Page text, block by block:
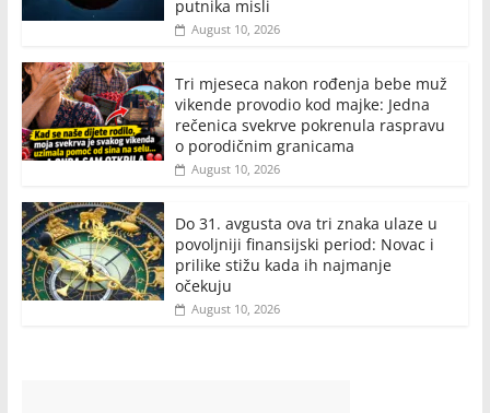
putnika misli
August 10, 2026
Tri mjeseca nakon rođenja bebe muž
vikende provodio kod majke: Jedna
rečenica svekrve pokrenula raspravu
o porodičnim granicama
August 10, 2026
Do 31. avgusta ova tri znaka ulaze u
povoljniji finansijski period: Novac i
prilike stižu kada ih najmanje
očekuju
August 10, 2026